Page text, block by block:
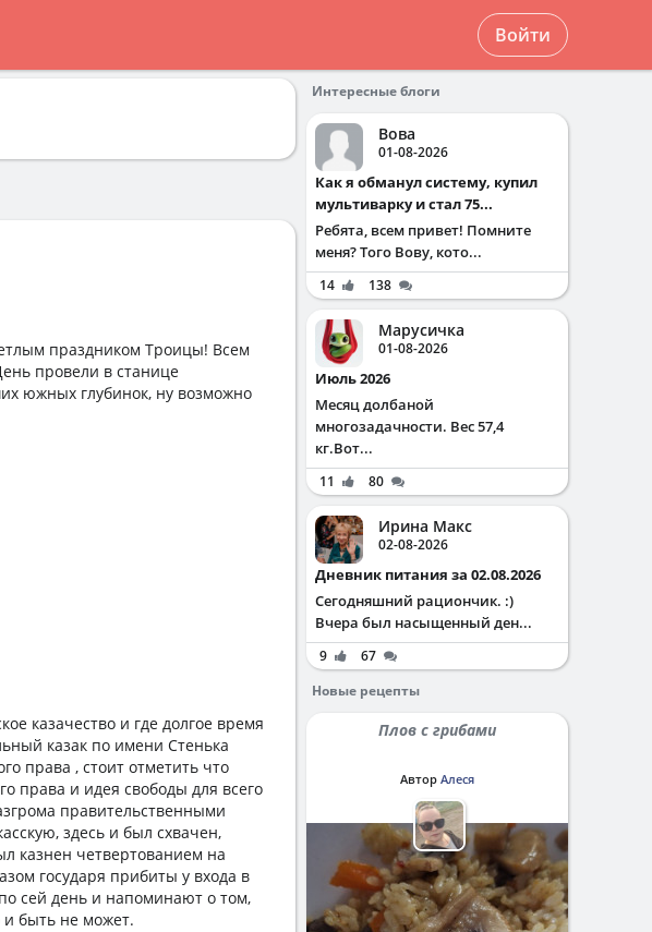
Войти
праздником Троицы! Всем
провели в станице
южных глубинок, ну возможно
казачество и где долгое время
казак по имени Стенька
права , стоит отметить что
права и идея свободы для всего
правительственными
здесь и был схвачен,
казнен четвертованием на
государя прибиты у входа в
сей день и напоминают о том,
и быть не может.
Интересные блоги
Вова
01-08-2026
Как я обманул систему, купил
мультиварку и стал 75...
Ребята, всем привет! Помните
меня? Того Вову, кото...
14 138
Марусичка
01-08-2026
Июль 2026
Месяц долбаной
многозадачности. Вес 57,4
кг.Вот...
11 80
Ирина Макс
02-08-2026
Дневник питания за 02.08.2026
Сегодняшний рациончик. :)
Вчера был насыщенный ден...
9
67
Новые рецепты
Плов с грибами
Автор Алеся